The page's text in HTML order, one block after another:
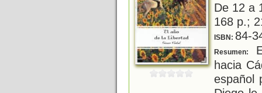
De 12 a
168 p.;
ISBN: 84-
Resumen:
hacia
español